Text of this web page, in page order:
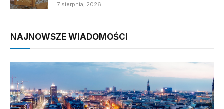
7 sierpnia, 2026
NAJNOWSZE WIADOMOŚCI